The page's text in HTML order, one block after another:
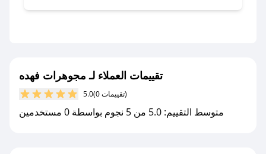
مع صحصح، تسوق بذكاء ووفّر على كل مشترياتك مع
تقييمات العملاء لـ مجوهرات فهده
5.0 (0 تقييمات)
متوسط التقييم: 5.0 من 5 نجوم بواسطة 0 مستخدمين